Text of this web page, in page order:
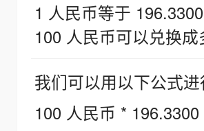
1 人民币等于
100 人民币可以兑换成
我们可以用以下公式进
100 人民币 *